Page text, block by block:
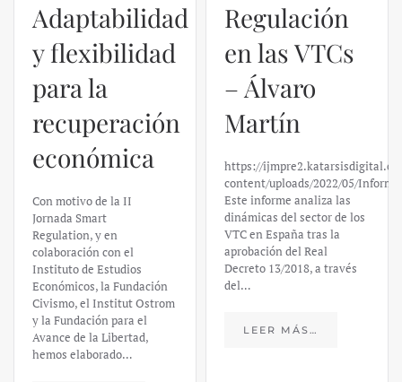
Adaptabilidad
y flexibilidad
para la
recuperación
económica
Con motivo de la II
Jornada Smart
Regulation, y en
colaboración con el
Instituto de Estudios
Económicos, la Fundación
Civismo, el Institut Ostrom
y la Fundación para el
Avance de la Libertad,
hemos elaborado…
Regulación
en las VTCs
– Álvaro
Martín
https://
content/uploads/2022/05/
Este informe analiza las
dinámicas del sector de los
VTC en España tras la
aprobación del Real
Decreto 13/2018, a través
del…
LEER MÁS…